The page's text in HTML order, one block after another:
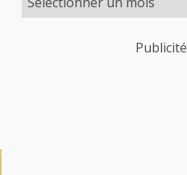
Publicité